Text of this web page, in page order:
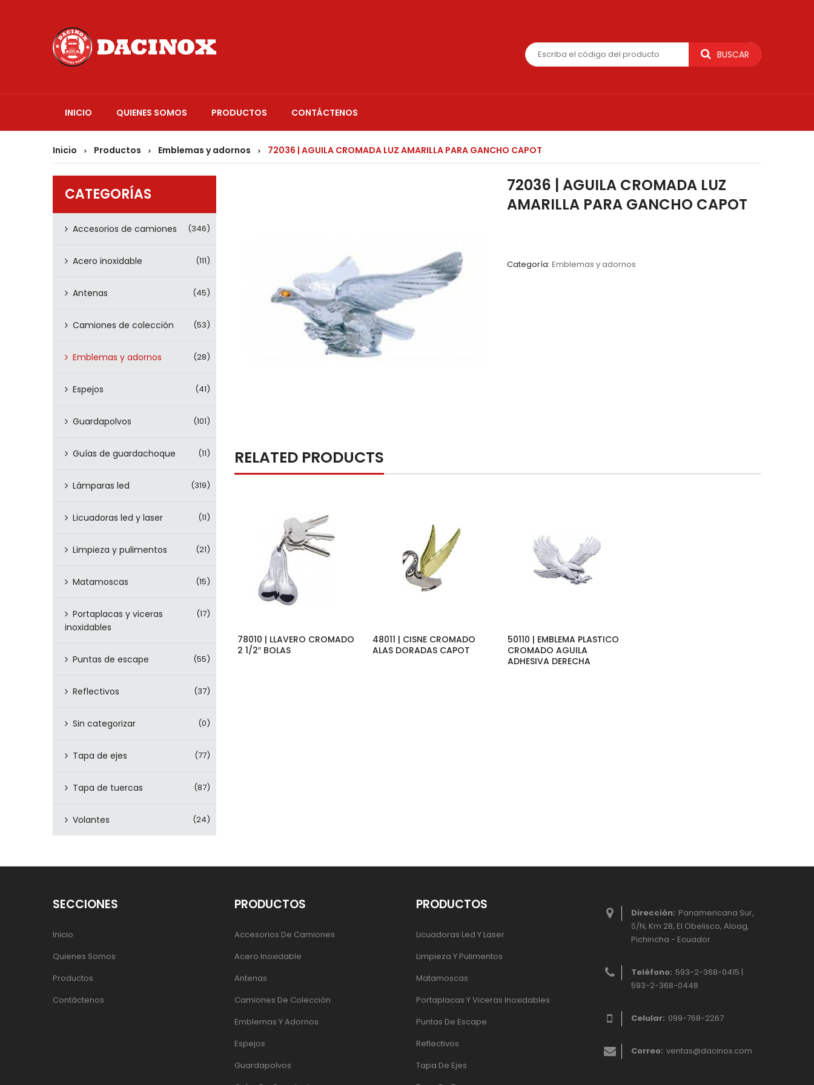
BUSCAR
INICIO QUIENES SOMOS PRODUCTOS CONTÁCTENOS
Inicio > Productos > Emblemas y adornos > 72036 | AGUILA CROMADA LUZ AMARILLA PARA GANCHO CAPOT
CATEGORÍAS
Accesorios de camiones (346)
Acero inoxidable (111)
Antenas (45)
Camiones de colección (53)
Emblemas y adornos (28)
Espejos (41)
Guardapolvos (101)
Guías de guardachoque (11)
Lámparas led (319)
Licuadoras led y laser (11)
Limpieza y pulimentos (21)
Matamoscas (15)
Portaplacas y viceras
inoxidables
(17)
Puntas de escape (55)
Reflectivos (37)
Sin categorizar (0)
Tapa de ejes (77)
Tapa de tuercas (87)
Volantes (24)
72036 | AGUILA CROMADA LUZ
AMARILLA PARA GANCHO CAPOT
Categoría: Emblemas y adornos
RELATED PRODUCTS
78010 | LLAVERO CROMADO
2 1/2″ BOLAS
48011 | CISNE CROMADO
ALAS DORADAS CAPOT
50110 | EMBLEMA PLASTICO
CROMADO AGUILA
ADHESIVA DERECHA
Dirección: Panamericana Sur,
S/N, Km 28, El Obelisco, Aloag,
Pichincha - Ecuador.
Teléfono: 593-2-368-0415 |
593-2-368-0448
Celular: 099-768-2267
Correo: ventas@dacinox.com
SECCIONES
Inicio
Quienes Somos
Productos
Contáctenos
PRODUCTOS
Accesorios De Camiones
Acero Inoxidable
Antenas
Camiones De Colección
Emblemas Y Adornos
Espejos
Guardapolvos
PRODUCTOS
Licuadoras Led Y Laser
Limpieza Y Pulimentos
Matamoscas
Portaplacas Y Viceras Inoxidables
Puntas De Escape
Reflectivos
Tapa De Ejes